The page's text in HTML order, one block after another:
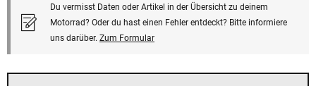
Du vermisst Daten oder Artikel in der Übersicht zu deinem
Motorrad? Oder du hast einen Fehler entdeckt? Bitte informiere
uns darüber. Zum Formular